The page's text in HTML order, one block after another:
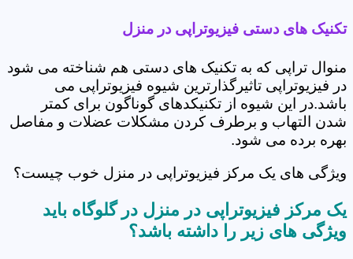
تکنیک های دستی فیزیوتراپی در منزل
منوال تراپی که به تکنیک های دستی هم شناخته می شود
در فیزیوتراپی تاثیرگذارترین شیوه فیزیوتراپی می
باشد.در این شیوه از تکنیکدهای گوناگون برای کمتر
شدن التهاب و برطرف کردن مشکلات عضلات و مفاصل
بهره برده می شود.
ویژگی های یک مرکز فیزیوتراپی در منزل خوب چیست؟
یک مرکز فیزیوتراپی در منزل در گلوگاه باید
ویژگی های زیر را داشته باشد؟